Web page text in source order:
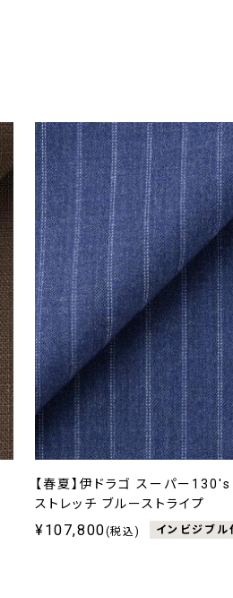
【春夏】伊ドラゴ スーパー
ストレッチ ブルーストライプ
¥107,800(税込) インビジブル